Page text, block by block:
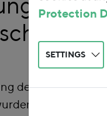
des Bundes-
die
Protection
SETTINGS